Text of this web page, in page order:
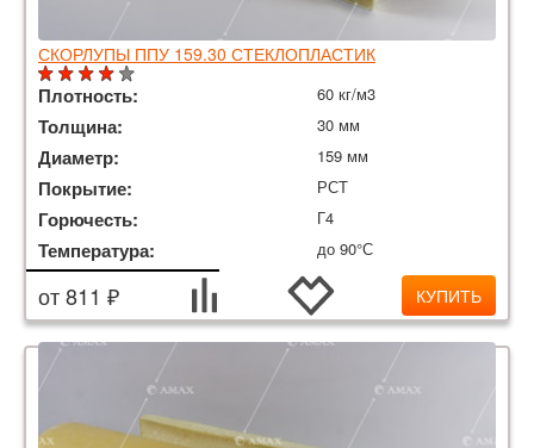
СКОРЛУПЫ ППУ 159.30 СТЕКЛОПЛАСТИК
Плотность: 60 кг/м3
Толщина: 30 мм
Диаметр: 159 мм
Покрытие: РСТ
Горючесть: Г4
Температура: до 90°С
от 811 ₽ КУПИТЬ